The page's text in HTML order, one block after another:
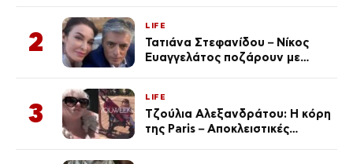
2
LIFE
Τατιάνα Στεφανίδου – Νίκος
Ευαγγελάτος ποζάρουν με
3
LIFE
Τζούλια Αλεξανδράτου: Η κόρη
της Paris – Αποκλειστικές